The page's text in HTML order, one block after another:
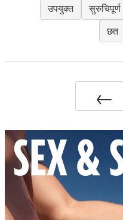
उपयुक्त
सुरुचिपूर्ण
छत
←